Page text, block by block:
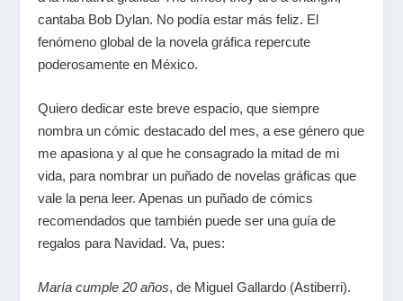
cantaba Bob Dylan. No podía estar más feliz. El
fenómeno global de la novela gráfica repercute
poderosamente en México.
Quiero dedicar este breve espacio, que siempre
nombra un cómic destacado del mes, a ese género que
me apasiona y al que he consagrado la mitad de mi
vida, para nombrar un puñado de novelas gráficas que
vale la pena leer. Apenas un puñado de cómics
recomendados que también puede ser una guía de
regalos para Navidad. Va, pues:
María cumple 20 años, de Miguel Gallardo (Astiberri).